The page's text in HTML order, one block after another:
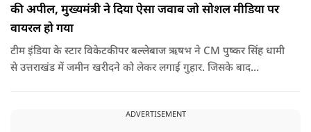
की अपील, मुख्यमंत्री ने दिया ऐसा जवाब जो सोशल मीडिया पर
वायरल हो गया
टीम इंडिया के स्टार विकेटकीपर बल्लेबाज ऋषभ ने CM पुष्कर सिंह धामी
से उत्तराखंड में जमीन खरीदने को लेकर लगाई गुहार. जिसके बाद
ADVERTISEMENT